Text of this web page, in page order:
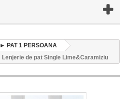
► PAT 1 PERSOANA
Lenjerie de pat Single Lime&Caramiziu